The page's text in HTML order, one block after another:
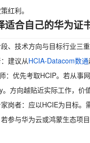
红利。
适合自己的华为证
、技术方向与目标行业三重
建议从HCIA-Datacom数通
：优先考取HCIP。若从事
方向越贴近实际工作，价
岗者：应以HCIE为目标。
参与华为云或鸿蒙生态项